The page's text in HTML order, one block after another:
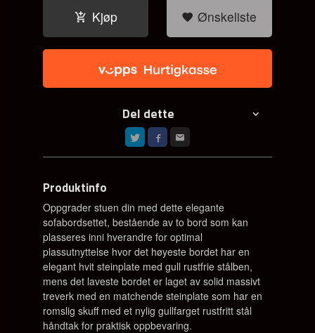
Kjøp Ønskeliste
Del dette
Produktinfo
Oppgrader stuen din med dette elegante
sofabordsettet, bestående av to bord som kan
plasseres inni hverandre for optimal
plassutnyttelse hvor det høyeste bordet har en
elegant hvit steinplate med gull rustfrie stålben,
mens det laveste bordet er laget av solid massivt
treverk med en matchende steinplate som har en
romslig skuff med et nylig gullfarget rustfritt stål
håndtak for praktisk oppbevaring.